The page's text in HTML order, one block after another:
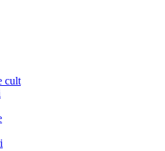
cult